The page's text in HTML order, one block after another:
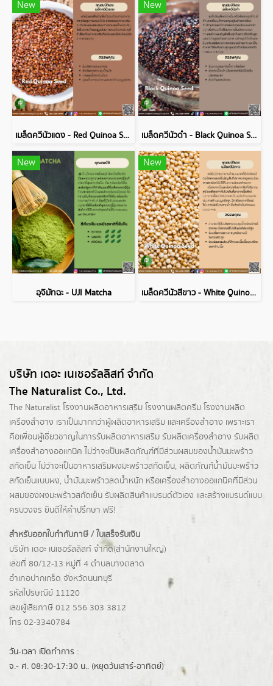
New
เมล็ดควีนัวแดง - Red Quinoa Seed
New
เมล็ดควีนัวดำ - Black Quinoa Seed
New
อุจิมัทฉะ - UJI Matcha
New
เมล็ดควีนัวสีขาว - White Quinoa Seed
บริษัท เดอะ เนเชอรัลลิสท์ จำกัด
The Naturalist Co., Ltd.
The Naturalist โรงงานผลิตอาหารเสริม โรงงานผลิตครีม โรงงานผลิต
เครื่องสำอาง เราเป็นมากกว่าผู้ผลิตอาหารเสริม และเครื่องสำอาง เพราะเรา
คือเพื่อนผู้เชี่ยวชาญในการรับผลิตอาหารเสริม รับผลิตเครื่องสำอาง รับผลิต
เครื่องสำอางออแกนิค ไม่ว่าจะเป็นผลิตภัณฑ์ที่มีส่วนผสมของน้ำมันมะพร้าว
สกัดเย็น ไม่ว่าจะเป็นอาหารเสริมผงมะพร้าวสกัดเย็น, ผลิตภัณฑ์น้ำมันมะพร้าว
สกัดเย็นแบบผง, น้ำมันมะพร้าวลดน้ำหนัก หรือเครื่องสำอางออแกนิคที่มีส่วน
ผสมของผงมะพร้าวสกัดเย็น รับผลิตสินค้าแบรนด์ตัวเอง และสร้างแบรนด์แบบ
ครบวงจร ยินดีให้คำปรึกษา ฟรี!
สำหรับออกใบกำกับภาษี / ใบเสร็จรับเงิน
บริษัท เดอะ เนเชอรัลลิสท์ จำกัด(ส่านักงานใหญ่)
เลขที่ 80/12-13 หมู่ที่ 4 ตำบลบางตลาด
อำเภอปากเกร็ด จังหวัดนนทบุรี
รหัสไปรษณีย์ 11120
เลขผู้เสียภาษี 012 556 303 3812
โทร 02-3340784
วัน-เวลา เปิดทำการ :
จ.- ศ. 08:30-17:30 น.. (หยุดวันเสาร์-อาทิตย์)